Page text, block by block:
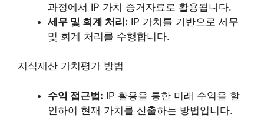
과정에서 IP 가치 증거자료로 활용됩니다.
세무 및 회계 처리: IP 가치를 기반으로 세무
및 회계 처리를 수행합니다.
지식재산 가치평가 방법
수익 접근법: IP 활용을 통한 미래 수익을 할
인하여 현재 가치를 산출하는 방법입니다.